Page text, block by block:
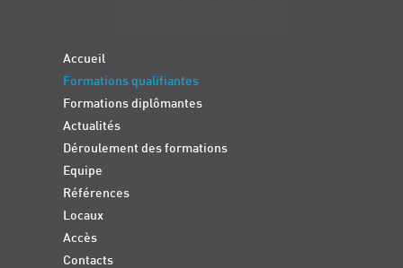
Accueil
Formations qualifiantes
Formations diplômantes
Actualités
Déroulement des formations
Equipe
Références
Locaux
Accès
Contacts